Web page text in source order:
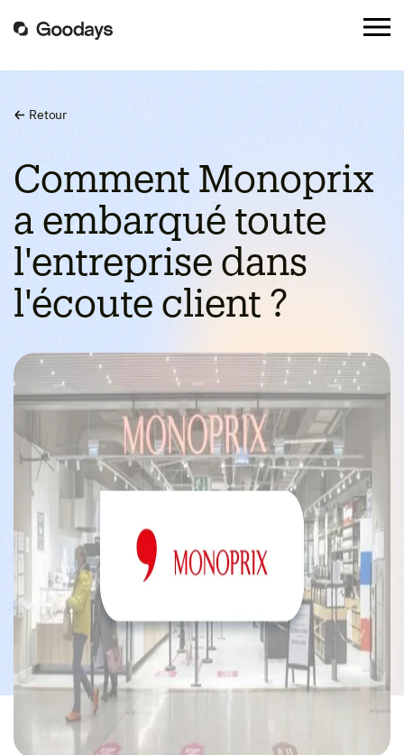
Retour
Comment Monoprix
a embarqué toute
l'entreprise dans
l'écoute client ?